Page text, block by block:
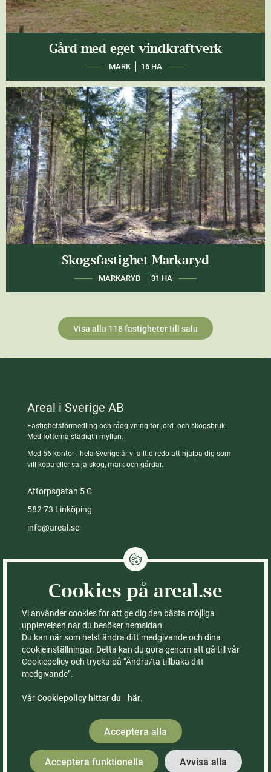
Gård med eget vindkraftverk
MARK 16 HA
Skogsfastighet Markaryd
MARKARYD 31 HA
Visa alla 118 fastigheter till salu
Areal i Sverige AB
Fastighetsförmedling och rådgivning för jord- och skogsbruk.
Med fötterna stadigt i myllan.
Med 56 kontor i hela Sverige är vi alltid redo att hjälpa dig som
vill köpa eller sälja skog, mark och gårdar.
Attorpsgatan 5 C
582 73 Linköping
info@areal.se
Integritetspolicy
Cookies på areal.se
Fastigheter till salu
Köpa skog
Köpa gård
Köpa åker
Sälja med Areal
Kontor
Om Areal
Ledning & styrelse
FAQ – vanliga frågor
skogsfastighet
Cookies på areal.se
Vi använder cookies för att ge dig den bästa möjliga
upplevelsen när du besöker hemsidan.
Du kan när som helst ändra ditt medgivande och dina
cookieinställningar. Detta kan du göra genom att gå till vår
Cookiepolicy och trycka på ”Ändra/ta tillbaka ditt
medgivande”.
VårCookiepolicy hittar du här.
Acceptera alla
Acceptera funktionella Avvisa alla